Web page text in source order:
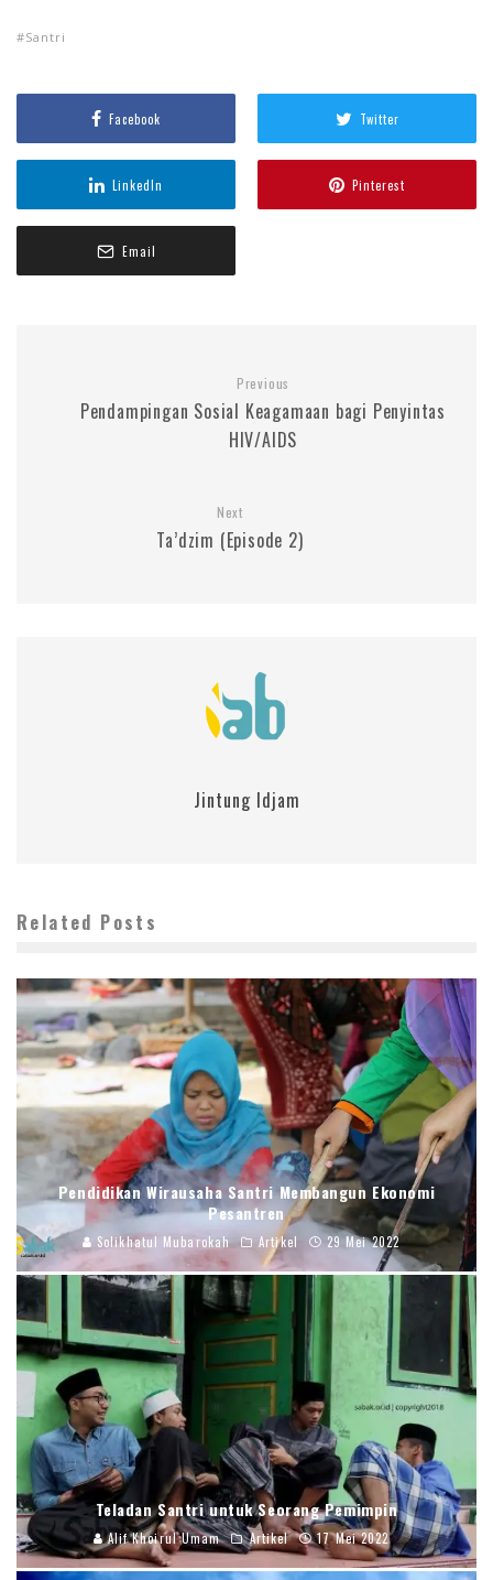
Santri
Facebook Twitter
LinkedIn Pinterest
Email
Previous
Pendampingan Sosial Keagamaan bagi Penyintas
HIV/AIDS
Next
Ta’dzim (Episode 2)
Jintung Idjam
Related Posts
Pendidikan Wirausaha Santri Membangun Ekonomi
Pesantren
Solikhatul Mubarokah Artikel 29 Mei 2022
Teladan Santri untuk Seorang Pemimpin
Alif Khoirul Umam Artikel 17 Mei 2022